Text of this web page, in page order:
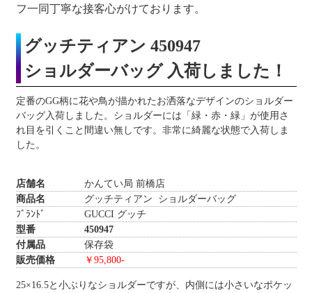
フ一同丁寧な接客心がけております。
グッチティアン 450947
ショルダーバッグ 入荷しました！
定番のGG柄に花や鳥が描かれたお洒落なデザインのショルダー
バッグ入荷しました。ショルダーには「緑・赤・緑」が使用さ
れ目を引くこと間違い無しです。非常に綺麗な状態で入荷しま
した。
店舗名 かんてい局 前橋店
商品名 グッチティアン ショルダーバッグ
ﾌﾞﾗﾝﾄﾞ GUCCI グッチ
型番 450947
付属品 保存袋
販売価格
￥95,800-
25×16.5と小ぶりなショルダーですが、内側には小さいなポケッ